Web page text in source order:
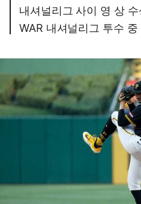
내셔널리그 사이 영 상
WAR 내셔널리그 투수 중